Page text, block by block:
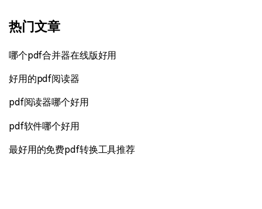
热门文章
哪个pdf合并器在线版好用
好用的pdf阅读器
pdf阅读器哪个好用
pdf软件哪个好用
最好用的免费pdf转换工具推荐